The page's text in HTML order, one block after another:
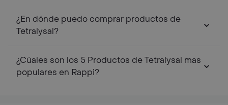
¿En dónde puedo comprar productos de
Tetralysal?
¿Cúales son los 5 Productos de Tetralysal mas
populares en Rappi?